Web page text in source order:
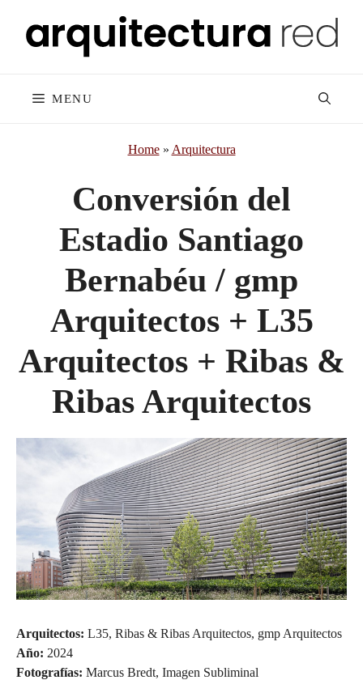
content
MENU
Home» Arquitectura
Conversión del
Estadio Santiago
Bernabéu / gmp
Arquitectos + L35
Arquitectos + Ribas &
Ribas Arquitectos
Arquitectos: L35, Ribas & Ribas Arquitectos, gmp Arquitectos
Año: 2024
Fotografías: Marcus Bredt, Imagen Subliminal